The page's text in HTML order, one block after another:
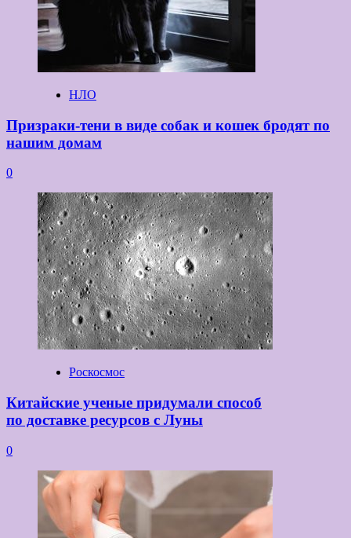
НЛО
Призраки-тени в виде собак и кошек бродят по
нашим домам
0
Роскосмос
Китайские ученые придумали способ
по доставке ресурсов с Луны
0